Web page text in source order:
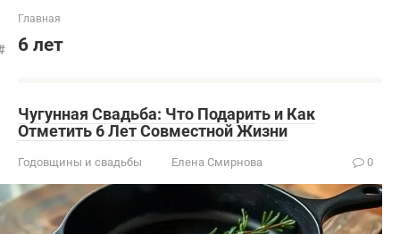
Главная
6 лет
Чугунная Свадьба: Что Подарить и Как
Отметить 6 Лет Совместной Жизни
Годовщины и свадьбы Елена Смирнова 0